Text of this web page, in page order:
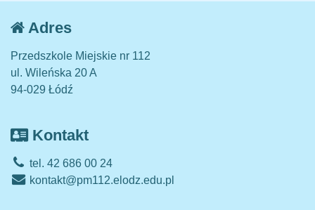
Adres
Przedszkole Miejskie nr 112
ul. Wileńska 20 A
94-029 Łódź
Kontakt
tel. 42 686 00 24
kontakt@pm112.elodz.edu.pl